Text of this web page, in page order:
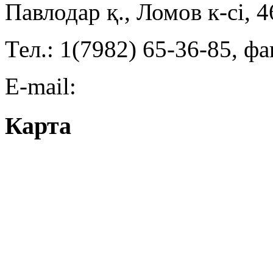
Павлодар қ., Ломов к-сі,
Тел.: 1(7982) 65-36-85,
E-mail:
Карта